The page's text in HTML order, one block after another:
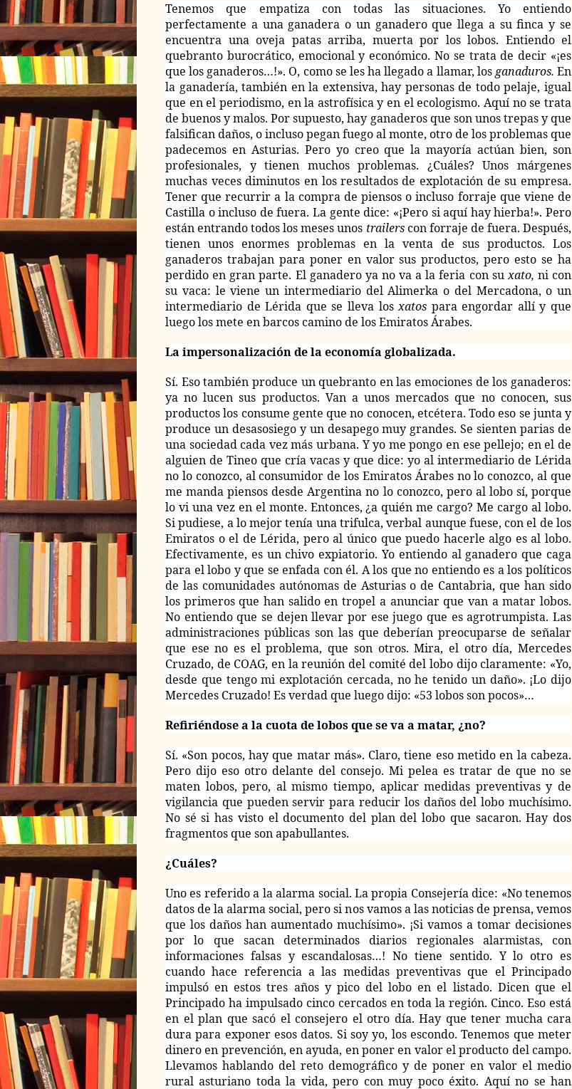
Tenemos que empatiza con todas las situaciones. Yo entiendo
perfectamente a una ganadera o un ganadero que llega a su finca y se
encuentra una oveja patas arriba, muerta por los lobos. Entiendo el
quebranto burocrático, emocional y económico. No se trata de decir «¡es
que los ganaderos…!». O, como se les ha llegado a llamar, losganaduros.En
la ganadería, también en la extensiva, hay personas de todo pelaje, igual
que en el periodismo, en la astrofísica y en el ecologismo. Aquí no se trata
de buenos y malos. Por supuesto, hay ganaderos que son unos trepas y que
falsifican daños, o incluso pegan fuego al monte, otro de los problemas que
padecemos en Asturias. Pero yo creo que la mayoría actúan bien, son
profesionales, y tienen muchos problemas. ¿Cuáles? Unos márgenes
muchas veces diminutos en los resultados de explotación de su empresa.
Tener que recurrir a la compra de piensos o incluso forraje que viene de
Castilla o incluso de fuera. La gente dice: «¡Pero si aquí hay hierba!». Pero
están entrando todos los meses unos trailerscon forraje de fuera. Después,
tienen unos enormes problemas en la venta de sus productos. Los
ganaderos trabajan para poner en valor sus productos, pero esto se ha
perdido en gran parte. El ganadero ya no va a la feria con suxato, ni con
su vaca: le viene un intermediario del Alimerka o del Mercadona, o un
intermediario de Lérida que se lleva losxatos para engordar allí y que
luego los mete en barcos camino de los Emiratos Árabes.
La impersonalización de la economía globalizada.
Sí. Eso también produce un quebranto en las emociones de los ganaderos:
ya no lucen sus productos. Van a unos mercados que no conocen, sus
productos los consume gente que no conocen, etcétera. Todo eso se junta y
produce un desasosiego y un desapego muy grandes. Se sienten parias de
una sociedad cada vez más urbana. Y yo me pongo en ese pellejo; en el de
alguien de Tineo que cría vacas y que dice: yo al intermediario de Lérida
no lo conozco, al consumidor de los Emiratos Árabes no lo conozco, al que
me manda piensos desde Argentina no lo conozco, pero al lobo sí, porque
lo vi una vez en el monte. Entonces, ¿a quién me cargo? Me cargo al lobo.
Si pudiese, a lo mejor tenía una trifulca, verbal aunque fuese, con el de los
Emiratos o el de Lérida, pero al único que puedo hacerle algo es al lobo.
Efectivamente, es un chivo expiatorio. Yo entiendo al ganadero que caga
para el lobo y que se enfada con él. A los que no entiendo es a los políticos
de las comunidades autónomas de Asturias o de Cantabria, que han sido
los primeros que han salido en tropel a anunciar que van a matar lobos.
No entiendo que se dejen llevar por ese juego que es agrotrumpista. Las
administraciones públicas son las que deberían preocuparse de señalar
que ese no es el problema, que son otros. Mira, el otro día, Mercedes
Cruzado, de COAG, en la reunión del comité del lobo dijo claramente: «Yo,
desde que tengo mi explotación cercada, no he tenido un daño». ¡Lo dijo
Mercedes Cruzado! Es verdad que luego dijo: «53 lobos son pocos»…
Refiriéndose a la cuota de lobos que se va a matar, ¿no?
Sí. «Son pocos, hay que matar más». Claro, tiene eso metido en la cabeza.
Pero dijo eso otro delante del consejo. Mi pelea es tratar de que no se
maten lobos, pero, al mismo tiempo, aplicar medidas preventivas y de
vigilancia que pueden servir para reducir los daños del lobo muchísimo.
No sé si has visto el documento del plan del lobo que sacaron. Hay dos
fragmentos que son apabullantes.
¿Cuáles?
Uno es referido a la alarma social. La propia Consejería dice: «No tenemos
datos de la alarma social, pero si nos vamos a las noticias de prensa, vemos
que los daños han aumentado muchísimo». ¡Si vamos a tomar decisiones
por lo que sacan determinados diarios regionales alarmistas, con
informaciones falsas y escandalosas…! No tiene sentido. Y lo otro es
cuando hace referencia a las medidas preventivas que el Principado
impulsó en estos tres años y pico del lobo en el listado. Dicen que el
Principado ha impulsado cinco cercados en toda la región. Cinco. Eso está
en el plan que sacó el consejero el otro día. Hay que tener mucha cara
dura para exponer esos datos. Si soy yo, los escondo. Tenemos que meter
dinero en prevención, en ayuda, en poner en valor el producto del campo.
Llevamos hablando del reto demográfico y de poner en valor el medio
rural asturiano toda la vida, pero con muy poco éxito. Aquí no se han